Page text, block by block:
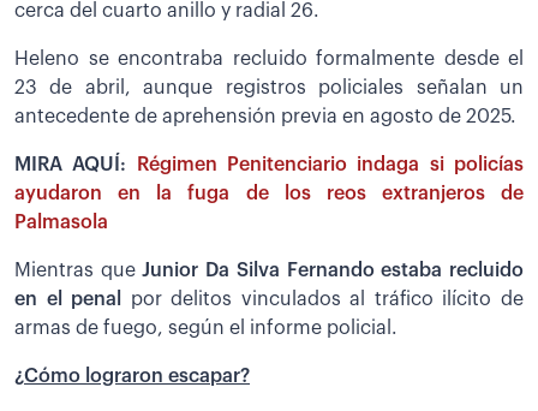
cerca del cuarto anillo y radial 26.
Heleno se encontraba recluido formalmente desde el
23 de abril, aunque registros policiales señalan un
antecedente de aprehensión previa en agosto de 2025.
MIRA AQUÍ:
Régimen Penitenciario indaga si policías
ayudaron en la fuga de los reos extranjeros de
Palmasola
Mientras queJunior Da Silva Fernando estaba recluido
en el penal
por delitos vinculados al tráfico ilícito de
armas de fuego, según el informe policial.
¿Cómo lograron escapar?